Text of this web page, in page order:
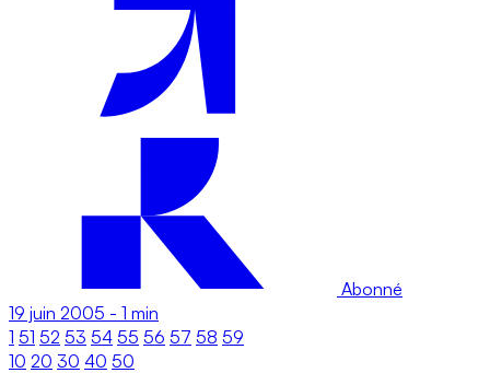
Abonné
19 juin 2005 - 1 min
1 51 52 53 54 55 56 57 58 59
10 20 30 40 50